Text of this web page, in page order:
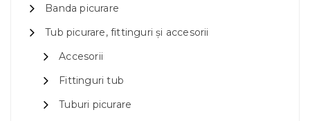
Banda picurare
Tub picurare, fittinguri și accesorii
Accesorii
Fittinguri tub
Tuburi picurare